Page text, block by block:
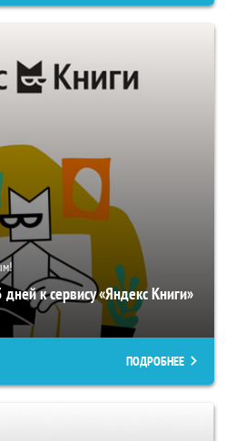
к сервису «Яндекс Книги»
ПОДРОБНЕЕ